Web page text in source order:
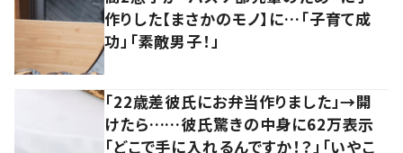
作りした【まさかのモノ】に…「子育て成
功」「素敵男子！」
「22歳差彼氏にお弁当作りました」→開
けたら……彼氏驚きの中身に62万表示
「どこで手に入れるんですか！？」「いやこ